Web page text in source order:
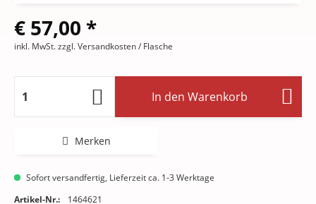
€ 57,00 *
inkl. MwSt.zzgl. Versandkosten/ Flasche
In den Warenkorb
Merken
Sofort versandfertig, Lieferzeit ca. 1-3 Werktage
Artikel-Nr.:
1464621